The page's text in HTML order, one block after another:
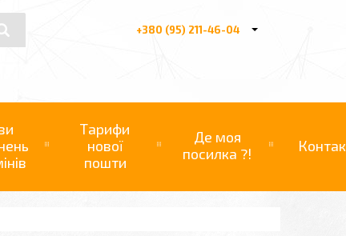
+380 (95) 211-46-04
Тарифи
нової
пошти
Де моя
посилка ?!